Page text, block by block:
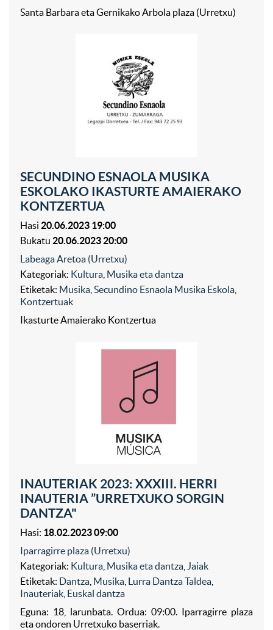
Santa Barbara eta Gernikako Arbola plaza (Urretxu)
SECUNDINO ESNAOLA MUSIKA
ESKOLAKO IKASTURTE AMAIERAKO
KONTZERTUA
Hasi 20.06.2023 19:00
Bukatu 20.06.2023 20:00
Labeaga Aretoa (Urretxu)
Kategoriak: Kultura Musika eta dantza
Etiketak: Musika Secundino Esnaola Musika Eskola
Kontzertuak
Ikasturte Amaierako Kontzertua
INAUTERIAK 2023: XXXIII. HERRI
INAUTERIA ”URRETXUKO SORGIN
DANTZA"
Hasi: 18.02.2023 09:00
Iparragirre plaza (Urretxu)
Kategoriak: Kultura Musika eta dantza Jaiak
Etiketak: Dantza Musika Lurra Dantza Taldea
Inauteriak Euskal dantza
Eguna: 18, larunbata. Ordua: 09:00. Iparragirre plaza
eta ondoren Urretxuko baserriak.